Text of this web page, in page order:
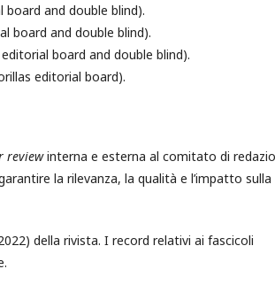
and double blind).
board and double blind).
board and double blind).
editorial board).
reviewinterna e esterna al comitato di
la rilevanza, la qualità e l’impatto sulla
della rivista. I record relativi ai fascicoli